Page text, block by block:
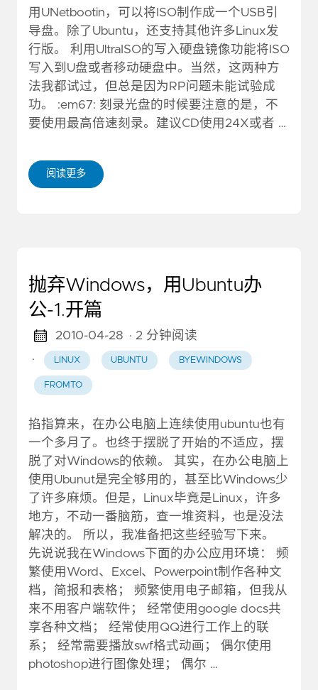
用UNetbootin，可以将ISO制作成一个USB引
导盘。除了Ubuntu，还支持其他许多Linux发
行版。 利用UltraISO的写入硬盘镜像功能将ISO
写入到U盘或者移动硬盘中。当然，这两种方
法我都试过，但总是因为RP问题未能试验成
功。 :em67: 刻录光盘的时候要注意的是，不
要使用最高倍速刻录。建议CD使用24X或者 …
阅读更多
抛弃Windows，用Ubuntu办
公-1.开篇
2010-04-28 · 2 分钟阅读
·
LINUX UBUNTU BYEWINDOWS
FROMTO
掐指算来，在办公电脑上连续使用ubuntu也有
一个多月了。也终于摆脱了开始的不适应，摆
脱了对Windows的依赖。 其实，在办公电脑上
使用Ubunut是完全够用的，甚至比Windows少
了许多麻烦。但是，Linux毕竟是Linux，许多
地方，不动一番脑筋，查一堆资料，也是没法
解决的。 所以，我准备把这些经验写下来。
先说说我在Windows下面的办公应用环境： 频
繁使用Word、Excel、Powerpoint制作各种文
档，简报和表格； 频繁使用电子邮箱，但我从
来不用客户端软件； 经常使用google docs共
享各种文档； 经常使用QQ进行工作上的联
系； 经常需要播放swf格式动画； 偶尔使用
photoshop进行图像处理； 偶尔 …